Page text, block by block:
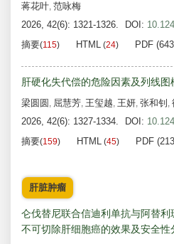
蒋花叶, 范咏梅
2026, 42(6): 1321-1326.
DOI:
摘要(115) HTML (24) PDF
肝硬化失代偿的危险因素及列线图
梁圆圆 , 屈慧芳, 王玺越, 王妍, 张和钊 ,
2026, 42(6): 1327-1334.
DOI:
摘要(159) HTML (45) PDF
肝脏肿瘤
仑伐替尼联合信迪利单抗与阿替
不可切除肝细胞癌的效果及安全性